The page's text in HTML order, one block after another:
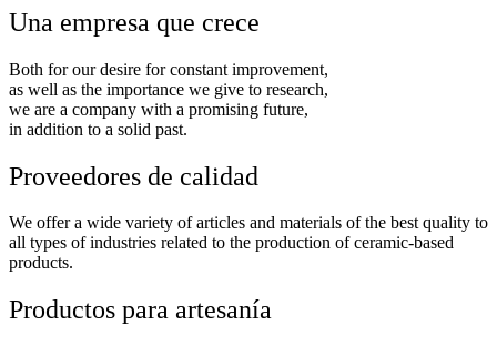
Una empresa que crece
Both for our desire for constant improvement,
as well as the importance we give to research,
we are a company with a promising future,
in addition to a solid past.
Proveedores de calidad
We offer a wide variety of articles and materials of the best quality to
all types of industries related to the production of ceramic-based
products.
Productos para artesanía